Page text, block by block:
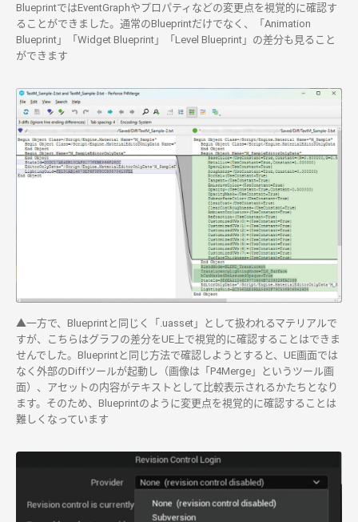
BlueprintではEventGraphやプロパティなどの変更点を視覚的に確認す
ることができました。通常のBlueprintだけでなく、「Animation
Blueprint」「Widget Blueprint」「Level Blueprint」の差分も見ること
ができます
▲一方で、Blueprintと同じく「.uasset」として扱われるマテリアルで
すが、こちらはグラフの差分をUE上で視覚的に確認することはできま
せんでした。Blueprintと同じ方法で確認しようとすると、UE画面では
なく外部のDiffツールが起動し（画像は「P4Merge」というツール画
面）、アセットの内容がテキストとして比較表示されるかたちとなり
ます。そのため、Blueprintのように変更点を視覚的に確認することは
難しくなっています